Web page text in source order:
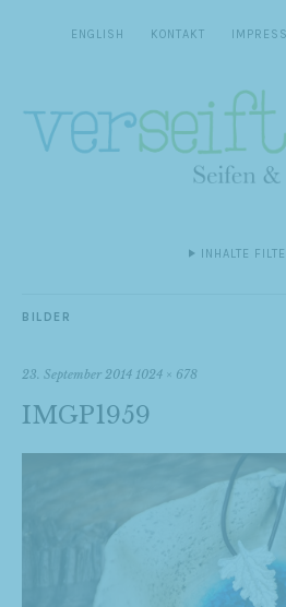
ENGLISH KONTAKT
INHALTE
BILDER
23. September 2014 1024 × 678
IMGP1959